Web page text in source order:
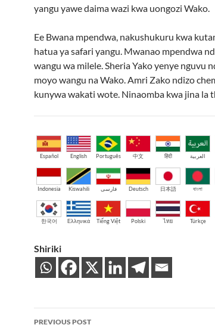
yangu yawe daima wazi kwa uongozi Wako.
Ee Bwana mpendwa, nakushukuru kwa
hatua ya safari yangu. Mwanao mpendwa
wangu wa milele. Sheria Yako yenye nguvu
moyo wangu na Wako. Amri Zako ndizo
kunywa wakati wote. Ninaomba kwa jina la
Español English Português 中文 हिंदी العربية
Indonesia Kiswahili فارسی Deutsch 日本語 বাংলা
한국어 Ελληνικά Tiếng Việt Polski ไทย Türkçe
Shiriki
Post
PREVIOUS POST